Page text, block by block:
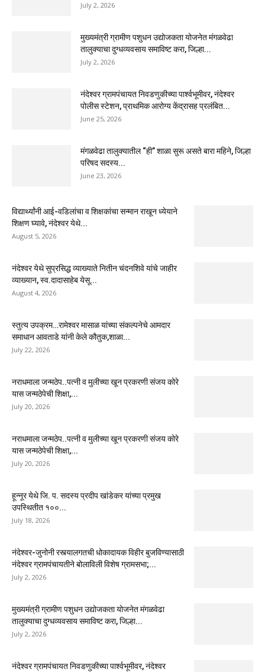
July 2, 2026
मुख्यमंत्री ग्रामीण पशुधन उद्योजकता योजनेत मंगळवेढा
तालुक्याचा दुग्धव्यवसाय समाविष्ट करा, जिल्हा...
July 2, 2026
नंदेश्वर ग्रामपंचायत निवडणुकीच्या पार्श्वभूमीवर, नंदेश्वर
पोलीस स्टेशन, प्राथमिक आरोग्य केंद्रासह प्रलंबित...
June 25, 2026
मंगळवेढा तालुक्यातील “ही” शाळा सुरू असते बारा महिने, जिल्हा
परिषद सदस्य...
June 23, 2026
विद्यार्थ्यांनी आई-वडिलांचा व शिक्षकांचा सन्मान राखून ध्येयाने
शिक्षण घ्यावे, नंदेश्वर येथे...
August 5, 2026
नंदेश्वर येथे सुप्रसिद्ध व्याख्याते नितीन चंदनशिवे यांचे जाहीर
व्याख्यान, स्व.दादासाहेब येसू...
August 4, 2026
स्तुत्य उपक्रम…रामेश्वर मासाळ यांच्या संकल्पनेचे आमदार
समाधान आवताडे यांनी केले कौतुक,शाळा...
July 22, 2026
नराधमाला जन्मठेप..पत्नी व मुलीच्या खून प्रकरणी संजय कोरे
यास जन्मठेपेची शिक्षा,...
July 20, 2026
नराधमाला जन्मठेप..पत्नी व मुलीच्या खून प्रकरणी संजय कोरे
यास जन्मठेपेची शिक्षा,...
July 20, 2026
हून्नूर येथे जि. प. सदस्य प्रदीप खांडेकर यांच्या प्रमुख
उपस्थितीत १००...
July 18, 2026
नंदेश्वर-जुनोनी रस्त्यालगतची धोकादायक विहीर बुजविण्यासाठी
नंदेश्वर ग्रामपंचायतीने बोलाविली विशेष ग्रामसभा;...
July 2, 2026
मुख्यमंत्री ग्रामीण पशुधन उद्योजकता योजनेत मंगळवेढा
तालुक्याचा दुग्धव्यवसाय समाविष्ट करा, जिल्हा...
July 2, 2026
नंदेश्वर ग्रामपंचायत निवडणुकीच्या पार्श्वभूमीवर, नंदेश्वर